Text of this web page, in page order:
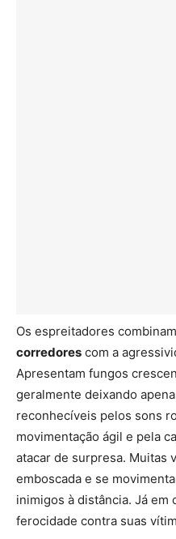
Os espreitadores
corredores com a
Apresentam fungos
geralmente deixando
reconhecíveis pelos sons
movimentação ágil e pela
atacar de surpresa. Muitas
emboscada e se
inimigos à distância. Já
ferocidade contra suas